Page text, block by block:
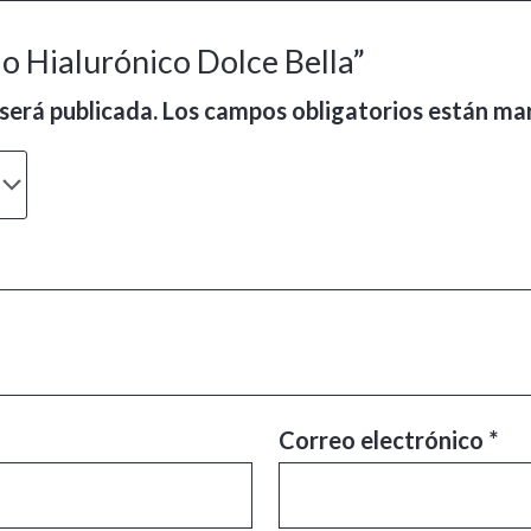
Hialurónico Dolce Bella”
publicada. Los campos obligatorios están
Correo electrónico *